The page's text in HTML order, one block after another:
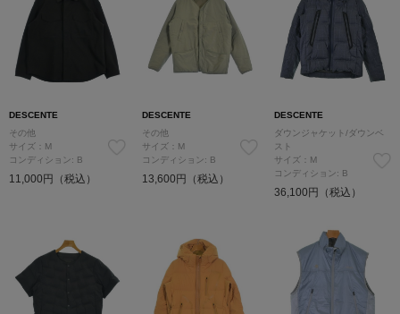
DESCENTE
その他
サイズ：M
コンディション: B
11,000円（税込）
DESCENTE
その他
サイズ：M
コンディション: B
13,600円（税込）
DESCENTE
ダウンジャケット/ダウンベ
スト
サイズ：M
コンディション: B
36,100円（税込）